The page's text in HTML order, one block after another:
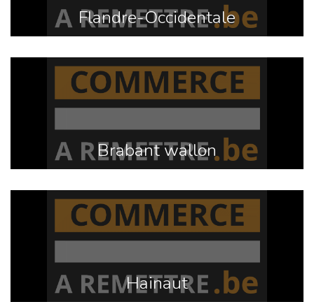
Flandre-Occidentale
Brabant wallon
Hainaut